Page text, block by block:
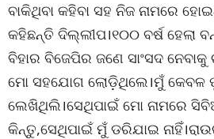
ବାକିଥିବା କହିବା ସହ ନିଜ ନାମରେ
କହିଛନ୍ତି ଦିଲ୍ଲୀପ।୧୦୦ ବର୍ଷ ହେଲା
ବିହାର ବିଜେପିର ଜଣେ ସାଂସଦ ନେବାକୁ
ମୋ ସହଯୋଗ ଲୋଡ଼ିଥିଲେ।ମୁଁ କେବଳ
ଲେଖିଥିଲି।ସେଥିପାଇଁ ମୋ ନାମରେ
କିନ୍ତୁ,ସେଥିପାଇଁ ମୁଁ ଡରିଯାଇ